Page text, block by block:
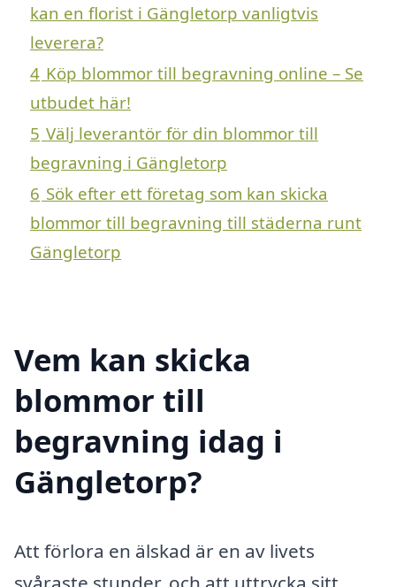
kan en florist i Gängletorp vanligtvis
leverera?
4 Köp blommor till begravning online – Se
utbudet här!
5 Välj leverantör för din blommor till
begravning i Gängletorp
6 Sök efter ett företag som kan skicka
blommor till begravning till städerna runt
Gängletorp
Vem kan skicka
blommor till
begravning idag i
Gängletorp?
Att förlora en älskad är en av livets